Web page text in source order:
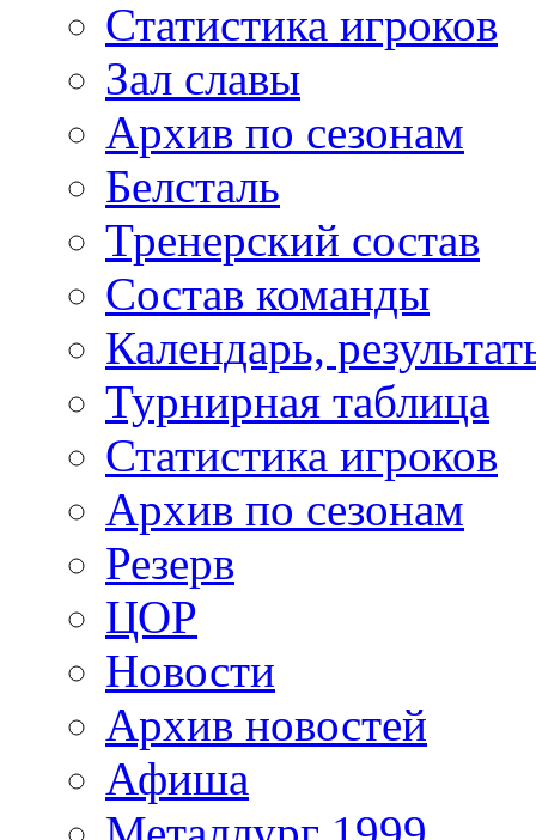
Статистика игроков
Зал славы
Архив по сезонам
Белсталь
Тренерский состав
Состав команды
Календарь,
Турнирная таблица
Статистика игроков
Архив по сезонам
Резерв
ЦОР
Новости
Архив новостей
Афиша